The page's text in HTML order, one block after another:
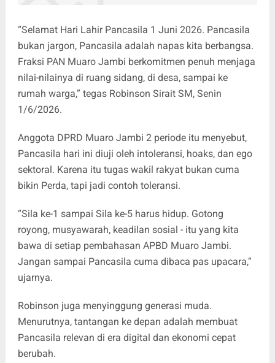
“Selamat Hari Lahir Pancasila 1 Juni 2026. Pancasila
bukan jargon, Pancasila adalah napas kita berbangsa.
Fraksi PAN Muaro Jambi berkomitmen penuh menjaga
nilai-nilainya di ruang sidang, di desa, sampai ke
rumah warga,” tegas Robinson Sirait SM, Senin
1/6/2026.
Anggota DPRD Muaro Jambi 2 periode itu menyebut,
Pancasila hari ini diuji oleh intoleransi, hoaks, dan ego
sektoral. Karena itu tugas wakil rakyat bukan cuma
bikin Perda, tapi jadi contoh toleransi.
“Sila ke-1 sampai Sila ke-5 harus hidup. Gotong
royong, musyawarah, keadilan sosial - itu yang kita
bawa di setiap pembahasan APBD Muaro Jambi.
Jangan sampai Pancasila cuma dibaca pas upacara,”
ujarnya.
Robinson juga menyinggung generasi muda.
Menurutnya, tantangan ke depan adalah membuat
Pancasila relevan di era digital dan ekonomi cepat
berubah.